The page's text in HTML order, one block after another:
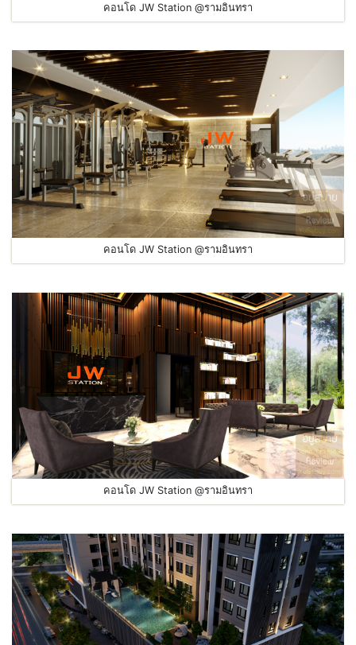
คอนโด JW Station @รามอินทรา
คอนโด JW Station @รามอินทรา
คอนโด JW Station @รามอินทรา